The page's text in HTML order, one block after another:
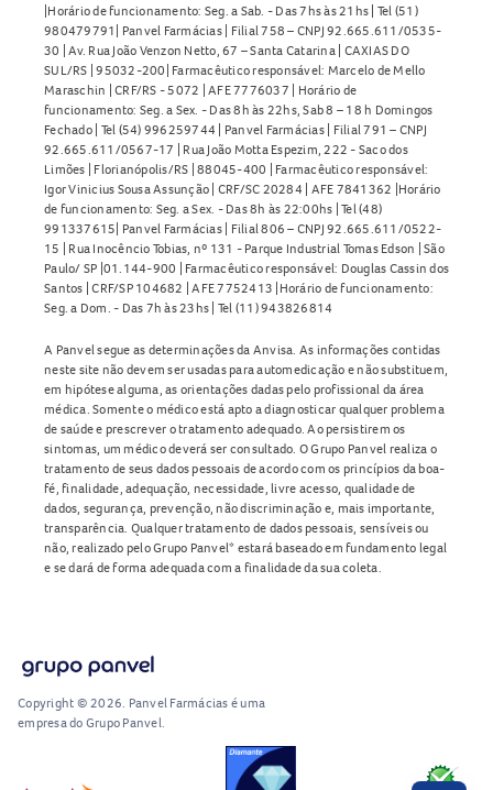
|Horário de funcionamento: Seg. a Sab. - Das 7hs às 21hs | Tel (51)
980479791| Panvel Farmácias | Filial 758 – CNPJ 92.665.611/0535-
30 | Av. Rua João Venzon Netto, 67 – Santa Catarina | CAXIAS DO
SUL/RS | 95032-200| Farmacêutico responsável: Marcelo de Mello
Maraschin | CRF/RS - 5072 | AFE 7776037 | Horário de
funcionamento: Seg. a Sex. - Das 8h às 22hs, Sab 8 – 18 h Domingos
Fechado | Tel (54) 996259744 | Panvel Farmácias | Filial 791 – CNPJ
92.665.611/0567-17 | Rua João Motta Espezim, 222 - Saco dos
Limões | Florianópolis/RS | 88045-400 | Farmacêutico responsável:
Igor Vinicius Sousa Assunção | CRF/SC 20284 | AFE 7841362 |Horário
de funcionamento: Seg. a Sex. - Das 8h às 22:00hs | Tel (48)
991337615| Panvel Farmácias | Filial 806 – CNPJ 92.665.611/0522-
15 | Rua Inocêncio Tobias, nº 131 - Parque Industrial Tomas Edson | São
Paulo/ SP |01.144-900 | Farmacêutico responsável: Douglas Cassin dos
Santos | CRF/SP 104682 | AFE 7752413 |Horário de funcionamento:
Seg. a Dom. - Das 7h às 23hs | Tel (11) 943826814
A Panvel segue as determinações da Anvisa. As informações contidas
neste site não devem ser usadas para automedicação e não substituem,
em hipótese alguma, as orientações dadas pelo profissional da área
médica. Somente o médico está apto a diagnosticar qualquer problema
de saúde e prescrever o tratamento adequado. Ao persistirem os
sintomas, um médico deverá ser consultado. O Grupo Panvel realiza o
tratamento de seus dados pessoais de acordo com os princípios da boa-
fé, finalidade, adequação, necessidade, livre acesso, qualidade de
dados, segurança, prevenção, não discriminação e, mais importante,
transparência. Qualquer tratamento de dados pessoais, sensíveis ou
não, realizado pelo Grupo Panvel* estará baseado em fundamento legal
e se dará de forma adequada com a finalidade da sua coleta.
Copyright © 2026. Panvel Farmácias é uma
empresa do Grupo Panvel.